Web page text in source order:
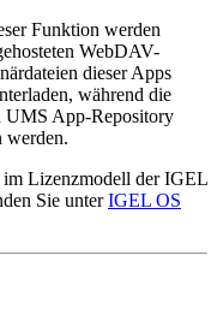
Funktion werden
WebDAV-
dieser Apps
während die
UMS App-Repository
werden.
Lizenzmodell der IGEL
Sie unterIGEL OS